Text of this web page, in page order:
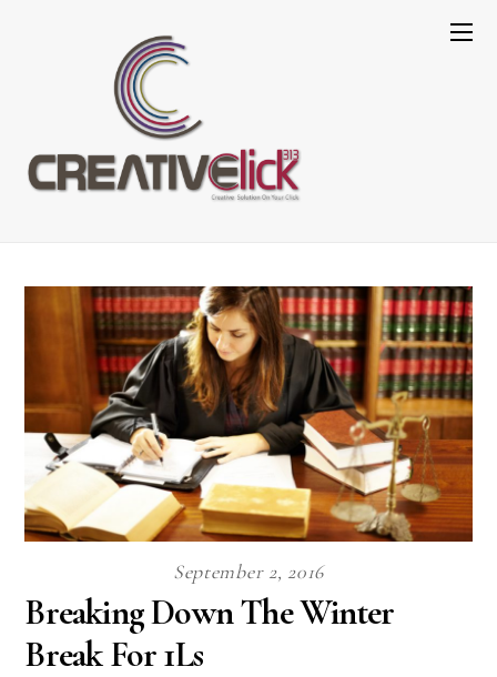
September 2, 2016
Breaking Down The Winter
Break For 1Ls